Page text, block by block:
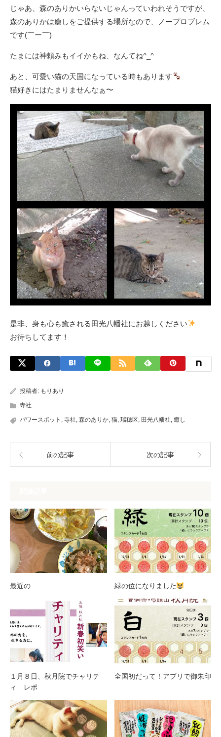
じゃあ、森のありかいらないじゃんっていわれそうですが、
森のありかは癒しをご提供する場所なので、ノープロブレム
です(￣ー￣)
たまには神頼みもイイかもね、なんてね^_^
あと、可愛い猫の天国になっている時もあります
猫好きにはたまりませんなぁ〜
是非、身も心も癒される田光八幡社にお越しください
お待ちしてます！
投稿者: もりあり
寺社
パワースポット 寺社 森のありか 猫 瑞穂区 田光八幡社 癒し
前の記事 次の記事
最近の 緑の位になりました
１月８日、秋月院でチャリテ
ィ レポ
全国初だって！アプリで御朱印